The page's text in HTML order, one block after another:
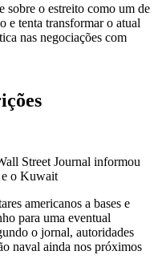
sobre o estreito como um de
e tenta transformar o atual
nas negociações com
Street Journal informou
e o Kuwait
americanos a bases e
para uma eventual
o jornal, autoridades
naval ainda nos próximos